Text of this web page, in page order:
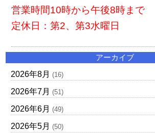
営業時間10時から午後8時まで
定休日：第2、第3水曜日
アーカイブ
2026年8月 (16)
2026年7月 (51)
2026年6月 (49)
2026年5月 (50)